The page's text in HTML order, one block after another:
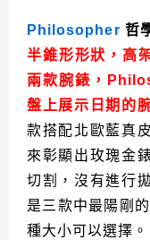
Philosopher 哲
半錐形形狀，高
兩款腕錶，
盤上展示日期的
款搭配北歐藍真
來彰顯出玫瑰金
切割，沒有進行
是三款中最陽剛
種大小可以選擇。